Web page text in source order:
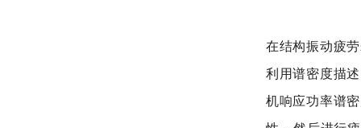
在结构振动疲
利用谱密度描
机响应功率谱